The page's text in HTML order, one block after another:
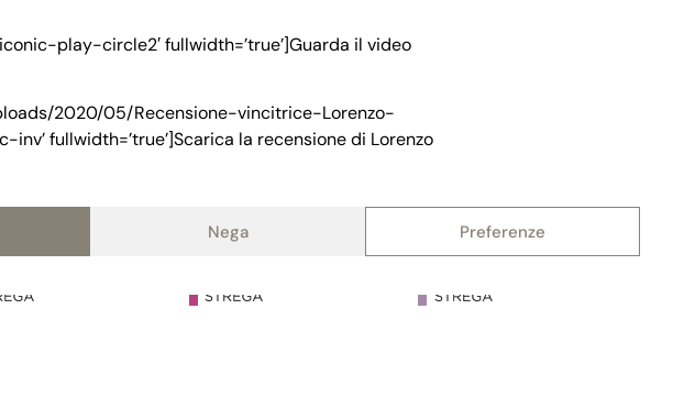
Nega Preferenze
play-circle2′ fullwidth=’true’]Guarda il video
2020/05/Recensione-vincitrice-Lorenzo-
fullwidth=’true’]Scarica la recensione di Lorenzo